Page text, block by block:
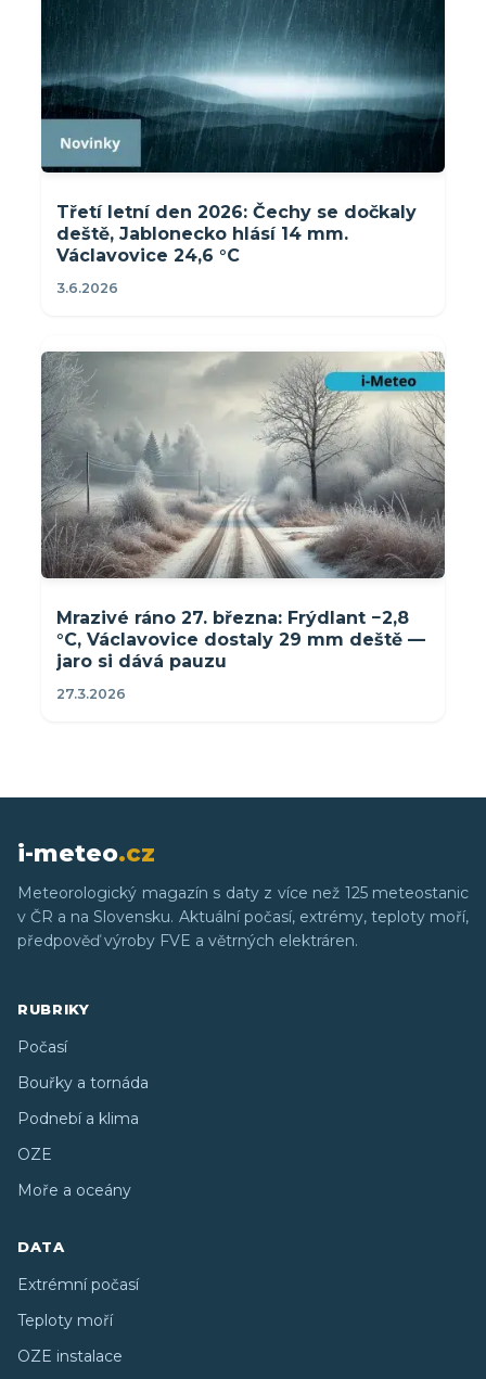
Třetí letní den 2026: Čechy se dočkaly
deště, Jablonecko hlásí 14 mm.
Václavovice 24,6 °C
3.6.2026
Mrazivé ráno 27. března: Frýdlant −2,8
°C, Václavovice dostaly 29 mm deště —
jaro si dává pauzu
27.3.2026
i-meteo.cz
Meteorologický magazín s daty z více než 125 meteostanic
v ČR a na Slovensku. Aktuální počasí, extrémy, teploty moří,
předpověď výroby FVE a větrných elektráren.
RUBRIKY
Počasí
Bouřky a tornáda
Podnebí a klima
OZE
Moře a oceány
DATA
Extrémní počasí
Teploty moří
OZE instalace